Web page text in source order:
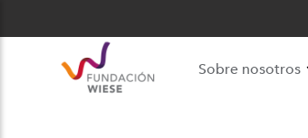
Sobre nosotros